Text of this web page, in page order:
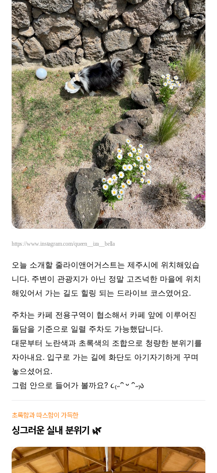
https://www.instagram.com/queen__iza__bella
오늘 소개할 줄라이앤어거스트는 제주시에 위치해있습
니다. 주변이 관광지가 아닌 정말 고즈넉한 마을에 위치
해있어서 가는 길도 힐링 되는 드라이브 코스였어요.
주차는 카페 전용구역이 협소해서 카페 앞에 이루어진
돌담을 기준으로 일렬 주차도 가능했답니다.
대문부터 노란색과 초록색의 조합으로 청량한 분위기를
자아내요. 입구로 가는 길에 화단도 아기자기하게 꾸며
놓으셨어요.
그럼 안으로 들어가 볼까요? ૮₍˶ᵔ ᵕ ᵔ˶₎ა
초록함과 따스함이 가득한
싱그러운 실내 분위기 🌿